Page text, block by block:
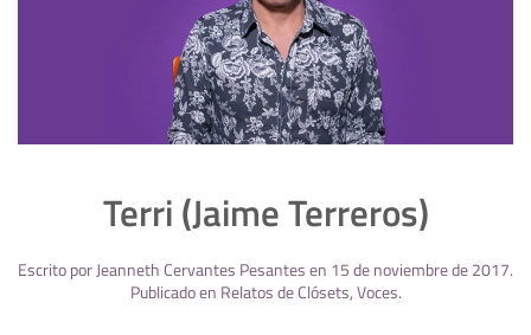
Terri (Jaime Terreros)
Escrito porJeanneth Cervantes Pesantesen 15 de noviembre de 2017.
Publicado en Relatos de Clósets,Voces.